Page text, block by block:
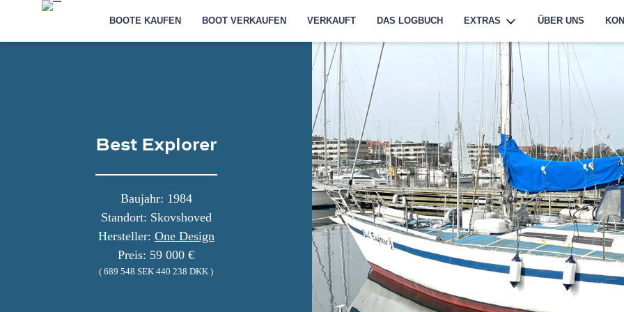
BOOTE KAUFEN BOOT VERKAUFEN VERKAUFT DAS LOGBUCH EXTRAS ÜBER UNS
Best Explorer
Baujahr: 1984
Standort: Skovshoved
Hersteller: One Design
Preis: 59 000 €
( 689 548 SEK 440 238 DKK )